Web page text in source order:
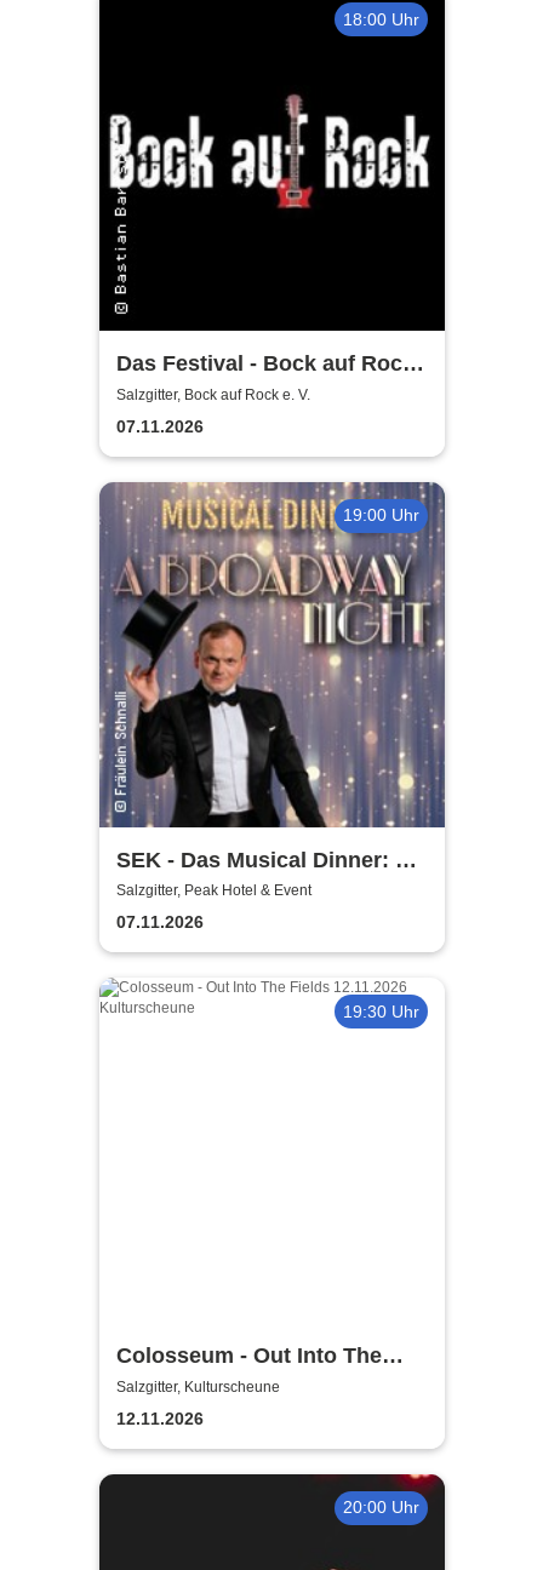
18:00 Uhr
Das Festival - Bock auf Rock
gemeinnütziger e. V.
Salzgitter, Bock auf Rock e. V.
07.11.2026
19:00 Uhr
SEK - Das Musical Dinner: A
Broadway Night
Salzgitter, Peak Hotel & Event
07.11.2026
19:30 Uhr
Colosseum - Out Into The
Fields
Salzgitter, Kulturscheune
12.11.2026
20:00 Uhr